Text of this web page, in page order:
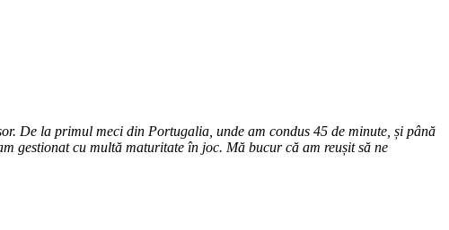
De la primul meci din Portugalia, unde am condus 45 de minute, și până
gestionat cu multă maturitate în joc. Mă bucur că am reușit să ne